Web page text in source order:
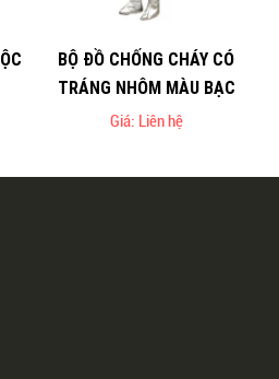
BỘ ĐỒ CHỐNG CHÁY CÓ
TRÁNG NHÔM MÀU BẠC
Giá: Liên hệ